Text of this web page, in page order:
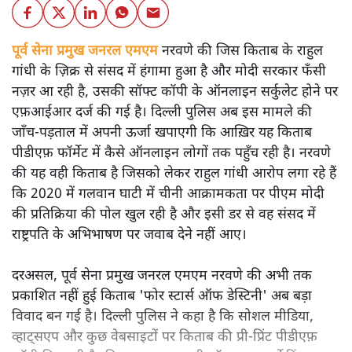
पूर्व सेना प्रमुख जनरल एमएमनरवणे की जिस किताब के राहुल
गांधी के ज़िक्र से संसद में हंगामा हुआ है और मोदी सरकार फँसी
नज़र आ रही है, उसकी सॉफ्ट कॉपी के ऑनलाइन सर्कुलेट होने पर
एफ़आईआर दर्ज की गई है। दिल्ली पुलिस अब इस मामले की
जाँच-पड़ताल में अपनी ऊर्जा खपाएगी कि आख़िर यह किताब
पीडीएफ़ फॉर्मेट में कैसे ऑनलाइन लोगों तक पहुँच रही है। नरवणे
की यह वही किताब है जिसको लेकर राहुल गांधी आरोप लगा रहे हैं
कि 2020 में गलवान घाटी में चीनी आक्रामकता पर पीएम मोदी
की प्रतिक्रिया की पोल खुल रही है और इसी डर से वह संसद में
राष्ट्रपति के अभिभाषण पर जवाब देने नहीं आए।
दरअसल, पूर्व सेना प्रमुख जनरल एमएम नरवणे की अभी तक
प्रकाशित नहीं हुई किताब 'फोर स्टार्स ऑफ डेस्टिनी' अब बड़ा
विवाद बन गई है। दिल्ली पुलिस ने कहा है कि सोशल मीडिया,
व्हाट्सएप और कुछ वेबसाइटों पर किताब की प्री-प्रिंट पीडीएफ़